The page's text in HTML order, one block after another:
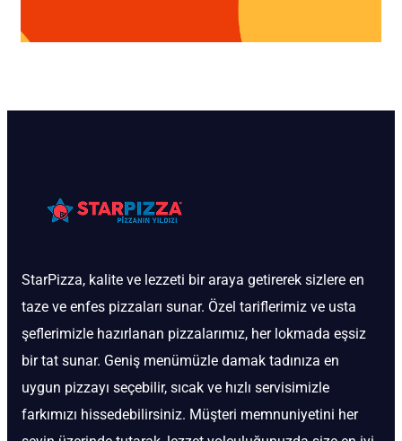
StarPizza, kalite ve lezzeti bir araya getirerek sizlere en
taze ve enfes pizzaları sunar. Özel tariflerimiz ve usta
şeflerimizle hazırlanan pizzalarımız, her lokmada eşsiz
bir tat sunar. Geniş menümüzle damak tadınıza en
uygun pizzayı seçebilir, sıcak ve hızlı servisimizle
farkımızı hissedebilirsiniz. Müşteri memnuniyetini her